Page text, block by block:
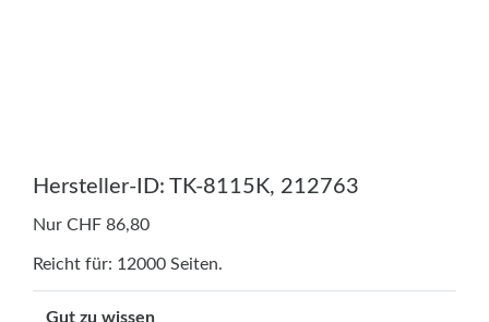
Hersteller-ID: TK-8115K, 212763
Nur CHF 86,80
Reicht für: 12000 Seiten.
Gut zu wissen